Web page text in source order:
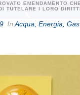
EMENDAMENTO
TUTELARE I LORO
In Acqua, Energia,